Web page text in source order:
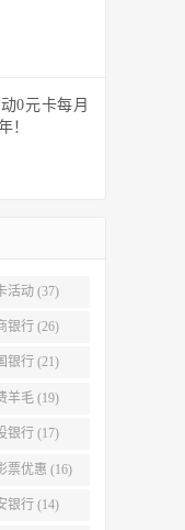
0元卡每月
！
活动 (37)
银行 (26)
银行 (21)
羊毛 (19)
银行 (17)
票优惠 (16)
银行 (14)